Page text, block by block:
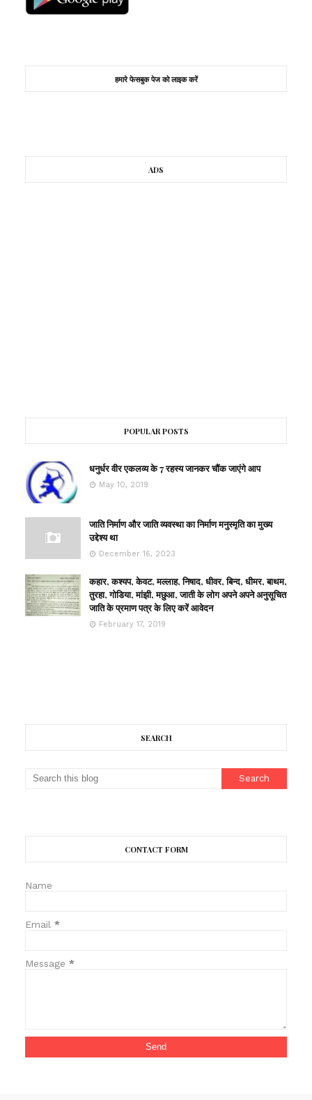
हमारे फेसबुक पेज को लाइक करें
ADS
POPULAR POSTS
धनुर्धर वीर एकलव्य के 7 रहस्य जानकर चौंक जाएंगे आप
May 10, 2019
जाति निर्माण और जाति व्यवस्था का निर्माण मनुस्मृति का मुख्य
उद्देश्य था
December 16, 2023
कहार, कश्यप, केवट, मल्लाह, निषाद, धीवर, बिन्द, धीमर, बाथम,
तुरहा, गोडिया, मांझी, मछुआ, जाती के लोग अपने अपने अनुसूचित
जाति के प्रमाण पत्र के लिए करें आवेदन
February 17, 2019
SEARCH
CONTACT FORM
Name
Email *
Message *